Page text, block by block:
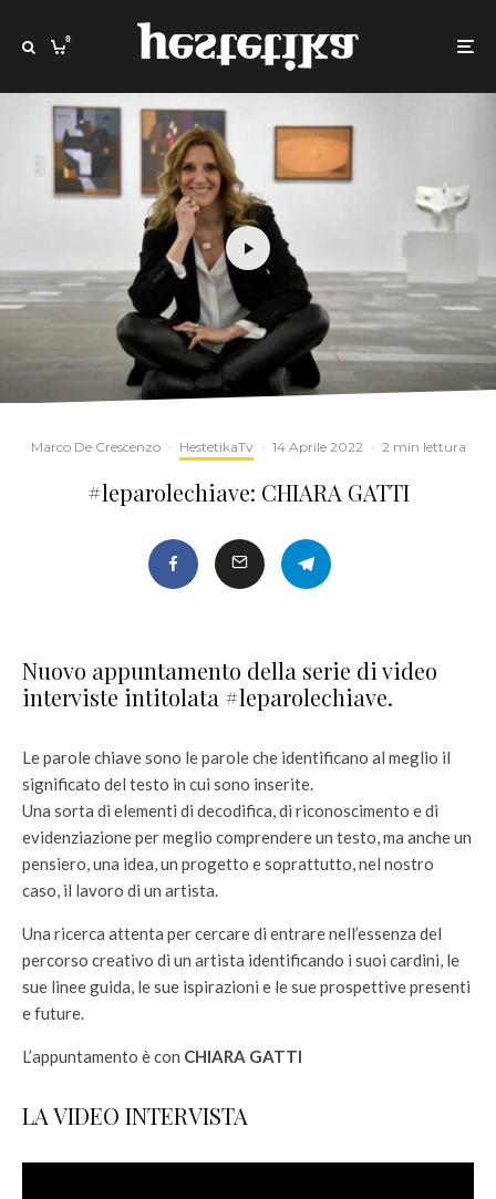
0
Marco De Crescenzo · HestetikaTv · 14 Aprile 2022 · 2 min lettura
#leparolechiave: CHIARA GATTI
Nuovo appuntamento della serie di video
interviste intitolata #leparolechiave.
Le parole chiave sono le parole che identificano al meglio il
significato del testo in cui sono inserite.
Una sorta di elementi di decodifica, di riconoscimento e di
evidenziazione per meglio comprendere un testo, ma anche un
pensiero, una idea, un progetto e soprattutto, nel nostro
caso, il lavoro di un artista.
Una ricerca attenta per cercare di entrare nell’essenza del
percorso creativo di un artista identificando i suoi cardini, le
sue linee guida, le sue ispirazioni e le sue prospettive presenti
e future.
L’appuntamento è con CHIARA GATTI
LA VIDEO INTERVISTA